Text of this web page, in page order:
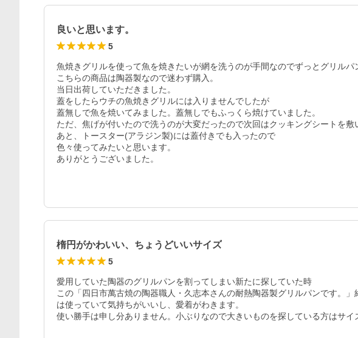
良いと思います。
5
魚焼きグリルを使って魚を焼きたいが網を洗うのが手間なのでずっとグリルパ
こちらの商品は陶器製なので迷わず購入。
当日出荷していただきました。
蓋をしたらウチの魚焼きグリルには入りませんでしたが
蓋無しで魚を焼いてみました。蓋無しでもふっくら焼けていました。
ただ、焦げが付いたので洗うのが大変だったので次回はクッキングシートを敷
あと、トースター(アラジン製)には蓋付きでも入ったので
色々使ってみたいと思います。
ありがとうございました。
楕円がかわいい、ちょうどいいサイズ
5
愛用していた陶器のグリルパンを割ってしまい新たに探していた時
この「四日市萬古焼の陶器職人・久志本さんの耐熱陶器製グリルパンです。
は使っていて気持ちがいいし、愛着がわきます。
使い勝手は申し分ありません。小ぶりなので大きいものを探している方はサイ